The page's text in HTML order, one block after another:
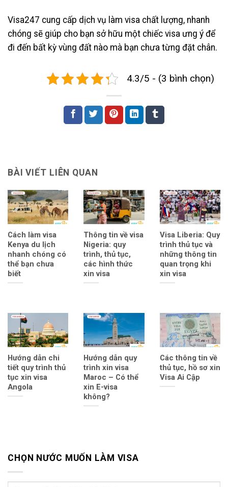
Visa247 cung cấp dịch vụ làm visa chất lượng, nhanh
chóng sẽ giúp cho bạn sở hữu một chiếc visa ưng ý để
đi đến bất kỳ vùng đất nào mà bạn chưa từng đặt chân.
4.3/5 - (3 bình chọn)
BÀI VIẾT LIÊN QUAN
Cách làm visa
Kenya du lịch
nhanh chóng có
thể bạn chưa
biết
Thông tin về visa
Nigeria: quy
trình, thủ tục,
các hình thức
xin visa
Visa Liberia: Quy
trình thủ tục và
những thông tin
quan trọng khi
xin visa
Hướng dẫn chi
tiết quy trình thủ
tục xin visa
Angola
Hướng dẫn quy
trình xin visa
Maroc – Có thể
xin E-visa
không?
Các thông tin về
thủ tục, hồ sơ xin
Visa Ai Cập
CHỌN NƯỚC MUỐN LÀM VISA